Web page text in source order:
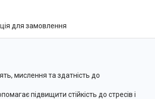
для замовлення
мислення та здатність до
підвищити стійкість до стресів і